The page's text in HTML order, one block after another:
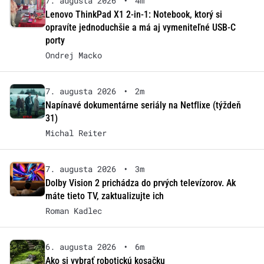
Lenovo ThinkPad X1 2-in-1: Notebook, ktorý si
opravíte jednoduchšie a má aj vymeniteľné USB-C
porty
Ondrej Macko
7. augusta 2026 •
2m
Napínavé dokumentárne seriály na Netflixe (týždeň
31)
Michal Reiter
7. augusta 2026 •
3m
Dolby Vision 2 prichádza do prvých televízorov. Ak
máte tieto TV, zaktualizujte ich
Roman Kadlec
6. augusta 2026 •
6m
Ako si vybrať robotickú kosačku